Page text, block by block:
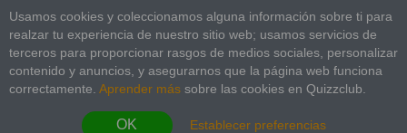
Usamos cookies y coleccionamos alguna información sobre ti para
realzar tu experiencia de nuestro sitio web; usamos servicios de
terceros para proporcionar rasgos de medios sociales, personalizar
contenido y anuncios, y asegurarnos que la página web funciona
correctamente. Aprender más sobre las cookies en Quizzclub.
OK Establecer preferencias